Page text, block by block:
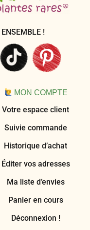
ENSEMBLE !
MON COMPTE
Votre espace client
Suivie commande
Historique d’achat
Éditer vos adresses
Ma liste d’envies
Panier en cours
Déconnexion !